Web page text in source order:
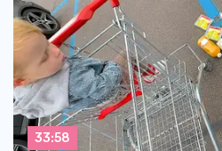
33:58